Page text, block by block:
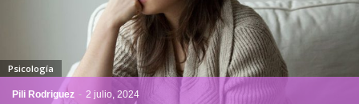
Pili Rodriguez - 2 julio, 2024
Psicología